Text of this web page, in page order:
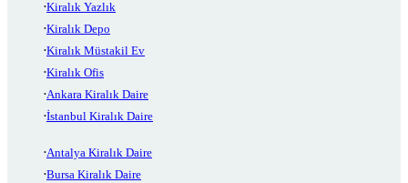
Kiralık Yazlık
Kiralık Depo
Kiralık Müstakil Ev
Kiralık Ofis
Ankara Kiralık Daire
İstanbul Kiralık Daire
Antalya Kiralık Daire
Bursa Kiralık Daire